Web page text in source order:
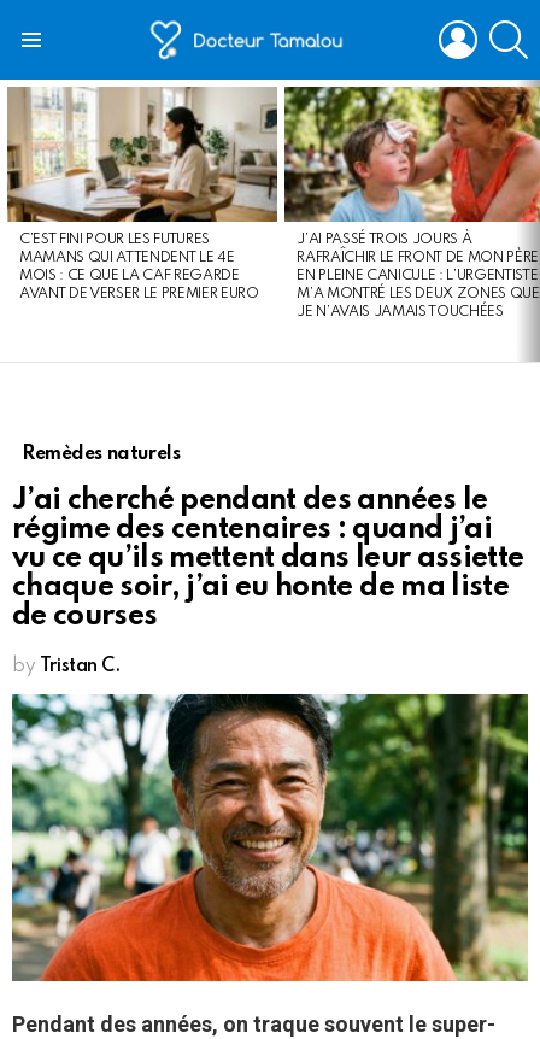
LOGIN
LATEST
STORIES
C’EST FINI POUR LES FUTURES
MAMANS QUI ATTENDENT LE 4E
MOIS : CE QUE LA CAF REGARDE
AVANT DE VERSER LE PREMIER EURO
J’AI PASSÉ TROIS JOURS À
RAFRAÎCHIR LE FRONT DE MON PÈRE
EN PLEINE CANICULE : L’URGENTISTE
M’A MONTRÉ LES DEUX ZONES QUE
JE N’AVAIS JAMAIS TOUCHÉES
Remèdes naturels
J’ai cherché pendant des années le
régime des centenaires : quand j’ai
vu ce qu’ils mettent dans leur assiette
chaque soir, j’ai eu honte de ma liste
de courses
by Tristan C.
Pendant des années, on traque souvent le super-